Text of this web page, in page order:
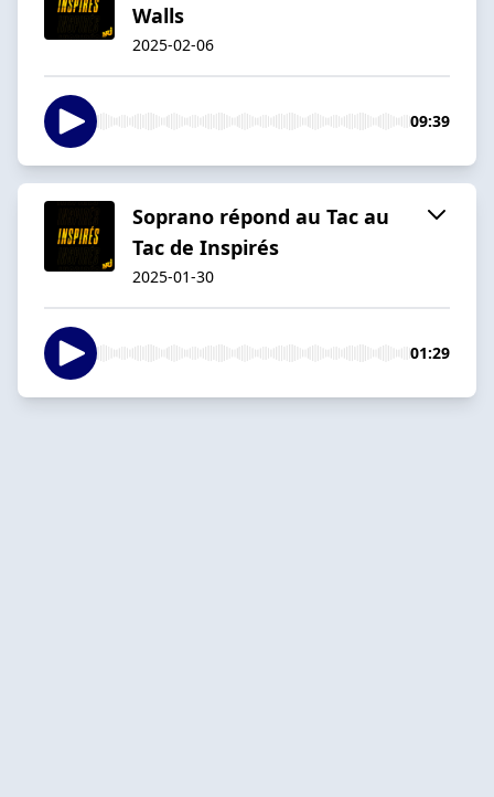
Walls
2025-02-06
09:39
Soprano répond au Tac au
Tac de Inspirés
2025-01-30
01:29